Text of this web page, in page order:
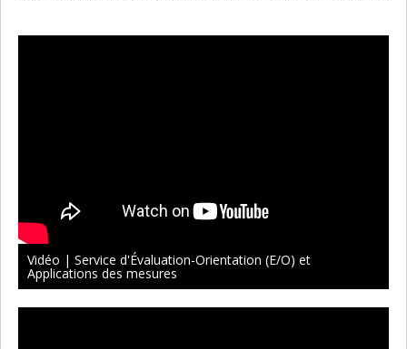
Vidéo | Service d'Évaluation-Orientation (E/O) et
Applications des mesures